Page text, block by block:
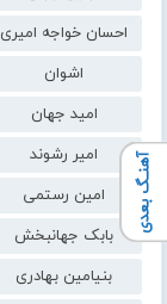
احسان خواجه امیری
اشوان
امید جهان
امیر رشوند
امین رستمی
بابک جهانبخش
بنیامین بهادری
آهنـگ بعدی